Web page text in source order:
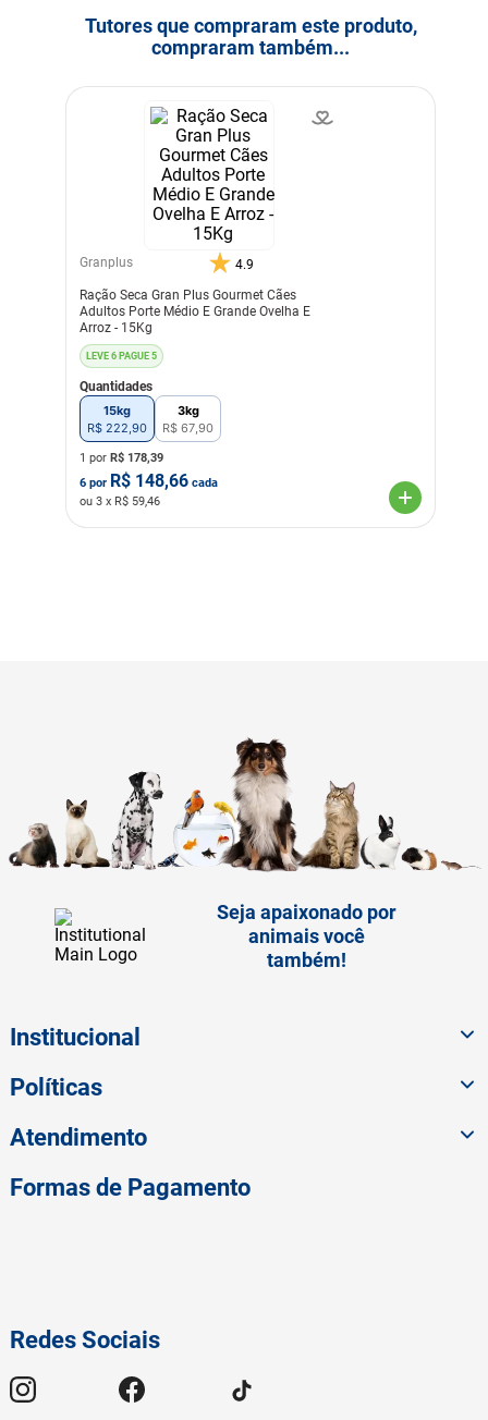
Tutores que compraram este produto,
compraram também...
Granplus 4.9
Ração Seca Gran Plus Gourmet Cães
Adultos Porte Médio E Grande Ovelha E
Arroz - 15Kg
LEVE 6 PAGUE 5
Quantidades
15kg
R$ 222,90
3kg
R$ 67,90
1 por R$ 178,39
6 por R$ 148,66 cada
ou 3 x R$ 59,46
Seja apaixonado por
animais você
também!
Institucional
Políticas
Atendimento
Redes Sociais
Formas de Pagamento